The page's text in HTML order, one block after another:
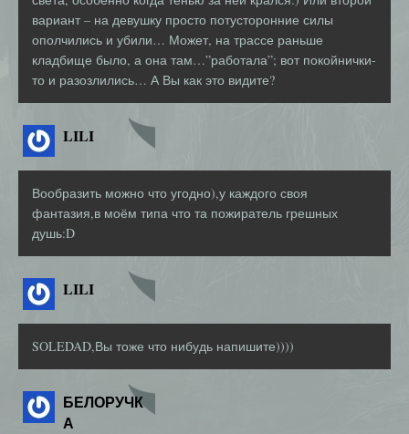
вариант – на девушку просто потусторонние силы
ополчились и убили… Может, на трассе раньше
кладбище было, а она там…”работала”; вот покойнички-
то и разозлились… А Вы как это видите?
LILI
Вообразить можно что угодно),у каждого своя
фантазия,в моём типа что та пожиратель грешных
душь:D
LILI
SOLEDAD,Вы тоже что нибудь напишите))))
БЕЛОРУЧК
А